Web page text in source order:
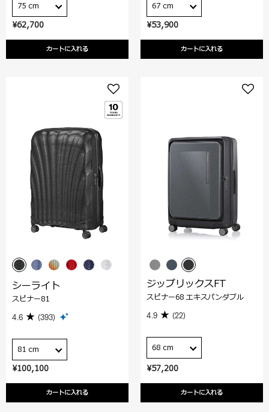
¥62,700
カートに入れる
75 cm
¥53,900
カートに入れる
67 cm
¥100,100
カートに入れる
シーライト
スピナー81
4.6 (393)
81 cm
¥57,200
カートに入れる
ジップリックスFT
スピナー68 エキスパンダブル
4.9 (22)
68 cm